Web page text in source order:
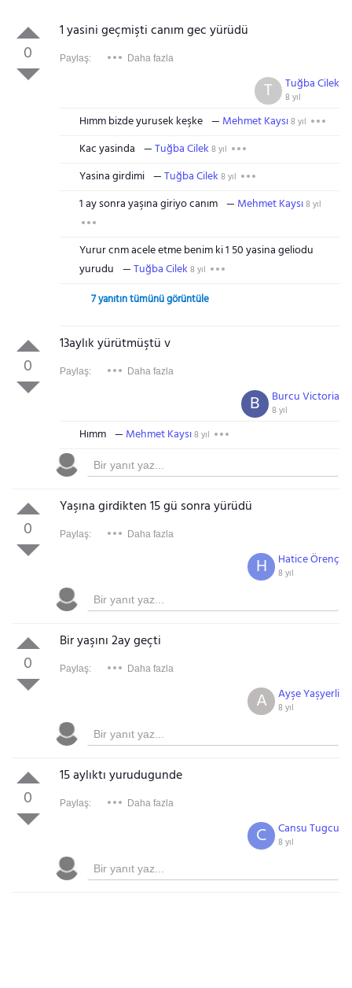
0
1 yasini geçmişti canım gec yürüdü
Paylaş: Daha fazla
Tuğba Cilek
8 yıl
T
Hımm bizde yurusek keşke Mehmet Kaysı8 yıl
Kac yasinda Tuğba Cilek 8 yıl
Yasina girdimi Tuğba Cilek 8 yıl
1 ay sonra yaşına giriyo canım Mehmet Kaysı8 yıl
Yurur cnm acele etme benim ki 1 50 yasina geliodu
yurudu
Tuğba Cilek 8 yıl
7 yanıtın tümünü görüntüle
0
13aylık yürütmüştü v
Paylaş: Daha fazla
Burcu Victoria
8 yıl
B
Hımm Mehmet Kaysı8 yıl
0
Yaşına girdikten 15 gü sonra yürüdü
Paylaş: Daha fazla
Hatice Örenç
8 yıl
H
0
Bir yaşını 2ay geçti
Paylaş: Daha fazla
Ayşe Yaşyerli
8 yıl
A
0
15 aylıktı yurudugunde
Paylaş: Daha fazla
Cansu Tugcu
8 yıl
C